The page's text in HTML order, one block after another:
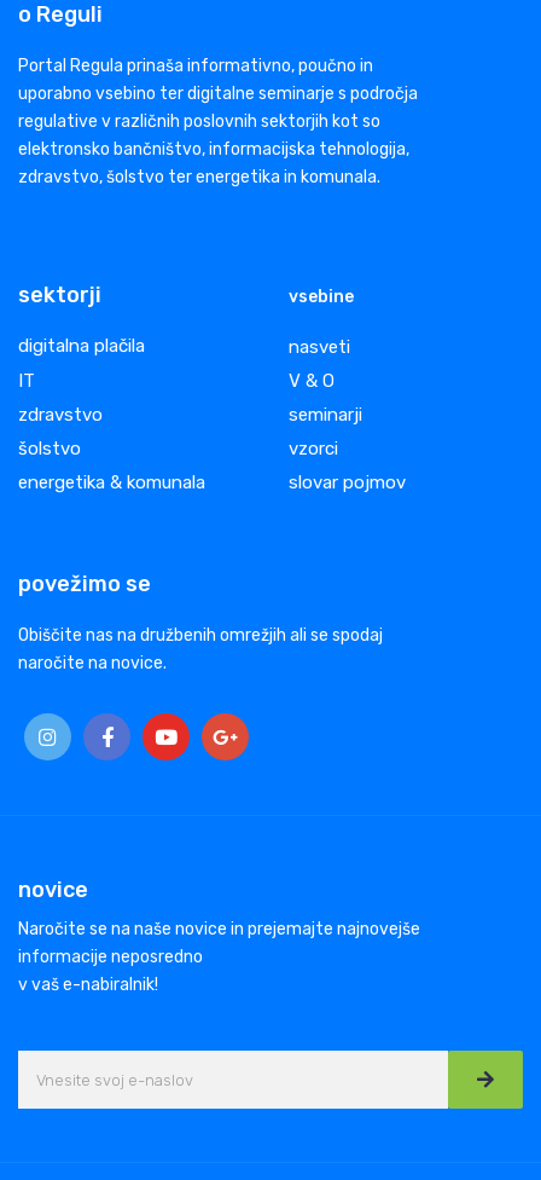
o Reguli
Portal Regula prinaša informativno, poučno in
uporabno vsebino ter digitalne seminarje s področja
regulative v različnih poslovnih sektorjih kot so
elektronsko bančništvo, informacijska tehnologija,
zdravstvo, šolstvo ter energetika in komunala.
sektorji
digitalna plačila
IT
zdravstvo
šolstvo
energetika & komunala
vsebine
nasveti
V & O
seminarji
vzorci
slovar pojmov
povežimo se
Obiščite nas na družbenih omrežjih ali se spodaj
naročite na novice.
novice
Naročite se na naše novice in prejemajte najnovejše
informacije neposredno
v vaš e-nabiralnik!